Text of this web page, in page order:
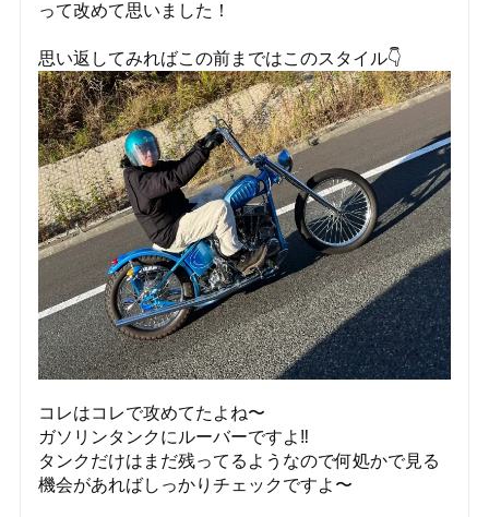
って改めて思いました！
思い返してみればこの前まではこのスタイル👇
コレはコレで攻めてたよね〜
ガソリンタンクにルーバーですよ‼️
タンクだけはまだ残ってるようなので何処かで見る
機会があればしっかりチェックですよ〜